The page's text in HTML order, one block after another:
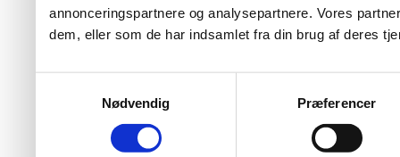
annonceringspartnere og analysepartnere. Vores
dem, eller som de har indsamlet fra din brug af deres
Nødvendig
Præferencer